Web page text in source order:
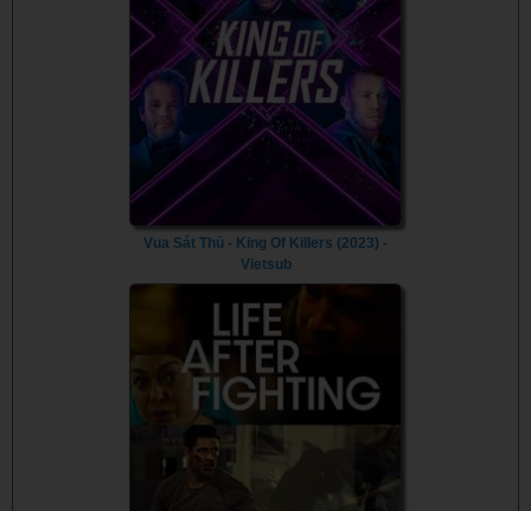
Vua Sát Thủ - King Of Killers (2023) -
Vietsub